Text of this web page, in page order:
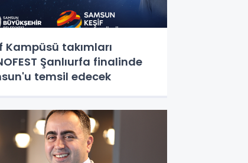
Kampüsü takımları
Şanlıurfa finalinde
temsil edecek